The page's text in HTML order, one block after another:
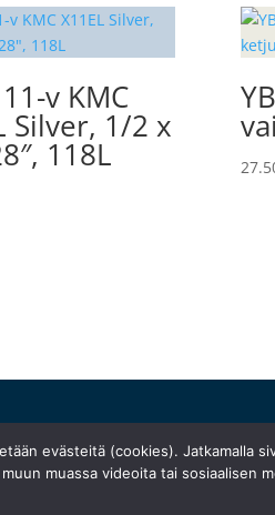
v KMC
Silver, 1/2 x
118L
14, 20610 Turku
evästeitä (cookies). Jatkamalla
muassa videoita tai sosiaalisen